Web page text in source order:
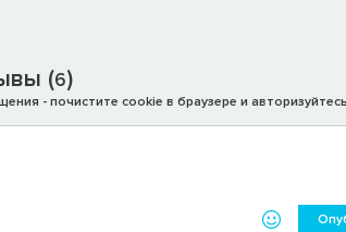
(6)
- почистите cookie в браузере и